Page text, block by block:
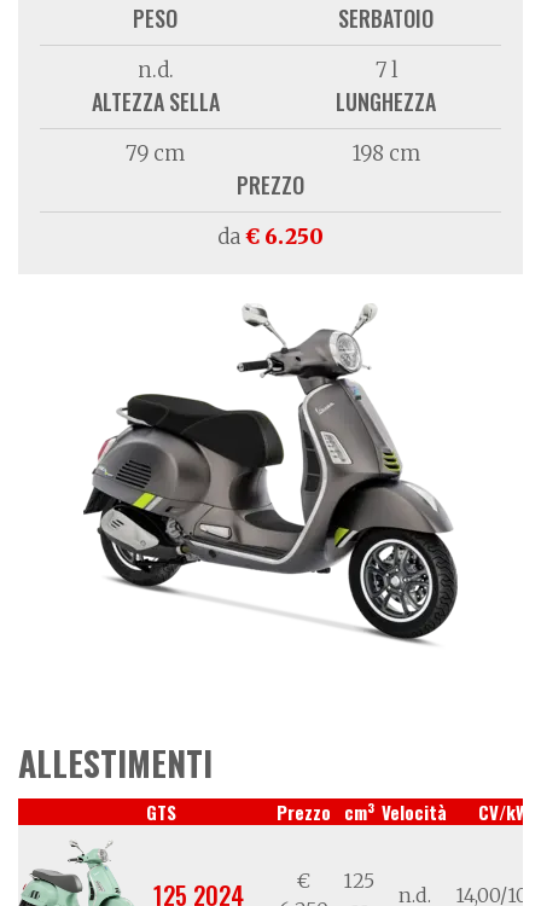
PESO
n.d.
SERBATOIO
7 l
ALTEZZA SELLA
79 cm
LUNGHEZZA
198 cm
PREZZO
da€ 6.250
ALLESTIMENTI
GTS Prezzo cm3 Velocità CV/kW
125 2024
€
125
n.d. 14,00/